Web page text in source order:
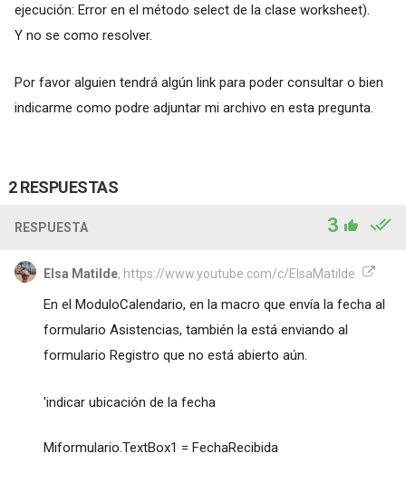
ejecución: Error en el método select de la clase worksheet).
Y no se como resolver.
Por favor alguien tendrá algún link para poder consultar o bien
indicarme como podre adjuntar mi archivo en esta pregunta.
2 RESPUESTAS
RESPUESTA 3
Elsa Matilde, https://www.youtube.com/c/ElsaMatilde
En el ModuloCalendario, en la macro que envía la fecha al
formulario Asistencias, también la está enviando al
formulario Registro que no está abierto aún.
'indicar ubicación de la fecha
Miformulario.TextBox1 = FechaRecibida